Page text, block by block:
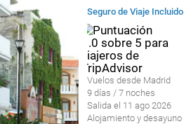
Seguro de Viaje Incluido
Vuelos desde Madrid
9 días / 7 noches
Salida el 11 ago 2026
Alojamiento y desayuno